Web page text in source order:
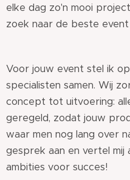
elke dag zo'n mooi
zoek naar de beste
Voor jouw event stel ik
specialisten samen. Wij
concept tot uitvoering:
geregeld, zodat jouw
waar men nog lang over
gesprek aan en vertel mij
ambities voor succes!